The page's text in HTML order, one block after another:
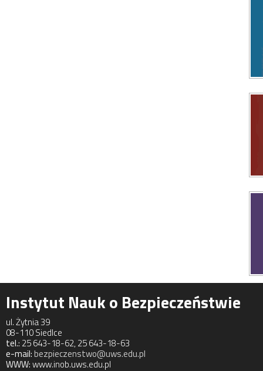
Instytut Nauk o Bezpieczeństwie
ul. Żytnia 39
08-110 Siedlce
tel.: 25 643-18-62, 25 643-18-63
e-mail:bezpieczenstwo@uws.edu.pl
WWW:www.inob.uws.edu.pl